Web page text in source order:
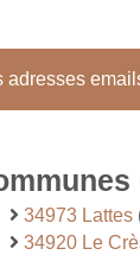
adresses
34973 Lattes
34920 Le